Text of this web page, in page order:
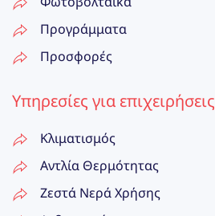
Προγράμματα
Προσφορές
Υπηρεσίες για επιχειρήσεις
Κλιματισμός
Αντλία Θερμότητας
Ζεστά Νερά Χρήσης